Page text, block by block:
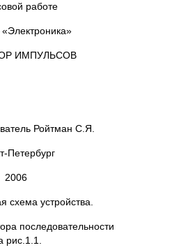
работе
«Электроника»
ИМПУЛЬСОВ
А.А.
Ройтман С.Я.
Петербург
2006
схема устройства.
последовательности
рис.1.1.